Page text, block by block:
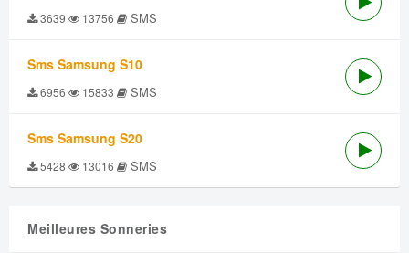
3639 13756 SMS
Sms Samsung S10
6956 15833 SMS
Sms Samsung S20
5428 13016 SMS
Meilleures Sonneries